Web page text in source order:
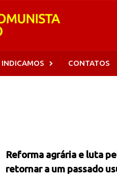
INDICAMOS CONTATOS
Reforma agrária e luta
retornar a um passado